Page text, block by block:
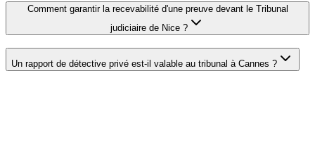
Comment garantir la recevabilité d'une preuve devant le Tribunal
judiciaire de Nice ?
Un rapport de détective privé est-il valable au tribunal à Cannes ?